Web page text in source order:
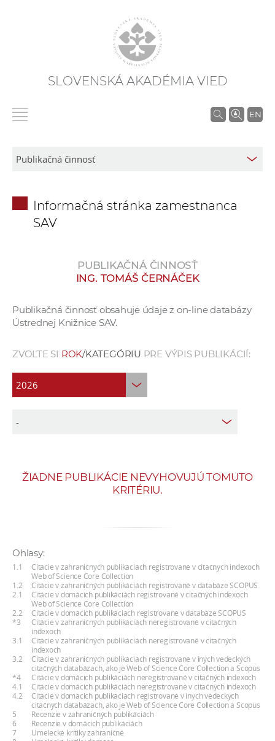
SLOVENSKÁ AKADÉMIA VIED
EN
V
á
p
c
í
c
o
n
o
c
h
Informačná stránka zamestnanca
SAV
PUBLIKAČNÁ ČINNOSŤ
ING. TOMÁŠ ČERNÁČEK
Publikačná činnosť obsahuje údaje z on-line databázy
Ústrednej Knižnice SAV.
ZVOĽTE SI ROK/KATEGÓRIU PRE VÝPIS PUBLIKÁCIÍ:
ŽIADNE PUBLIKÁCIE NEVYHOVUJÚ TOMUTO
KRITÉRIU.
Ohlasy:
1.1
Citácie v zahraničných publikáciách registrované v citačných indexoch
Web of Science Core Collection
1.2
Citácie v zahraničných publikáciách registrované v databáze SCOPUS
2.1
Citácie v domácich publikáciách registrované v citačných indexoch
Web of Science Core Collection
2.2
Citácie v domácich publikáciách registrované v databáze SCOPUS
*3
Citácie v zahraničných publikáciách neregistrované v citačných
indexoch
3.1
Citácie v zahraničných publikáciách neregistrované v citačných
indexoch
3.2
Citácie v zahraničných publikáciách registrované v iných vedeckých
citačných databázach, ako je Web of Science Core Collection a Scopus
*4
Citácie v domácich publikáciách neregistrované v citačných indexoch
4.1
Citácie v domácich publikáciách neregistrované v citačných indexoch
4.2
Citácie v domácich publikáciách registrované v iných vedeckých
citačných databázach, ako je Web of Science Core Collection a Scopus
5
Recenzie v zahraničných publikáciách
6
Recenzie v domácich publikáciách
7
Umelecké kritiky zahraničné